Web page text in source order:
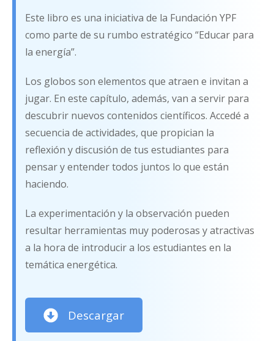
Este libro es una iniciativa de la Fundación YPF
como parte de su rumbo estratégico “Educar para
la energía”.
Los globos son elementos que atraen e invitan a
jugar. En este capítulo, además, van a servir para
descubrir nuevos contenidos científicos. Accedé a
secuencia de actividades, que propician la
reflexión y discusión de tus estudiantes para
pensar y entender todos juntos lo que están
haciendo.
La experimentación y la observación pueden
resultar herramientas muy poderosas y atractivas
a la hora de introducir a los estudiantes en la
temática energética.
Descargar